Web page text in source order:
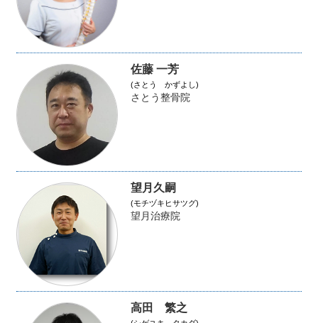
佐藤 一芳
(さとう かずよし)
さとう整骨院
望月久嗣
(モチヅキヒサツグ)
望月治療院
高田 繁之